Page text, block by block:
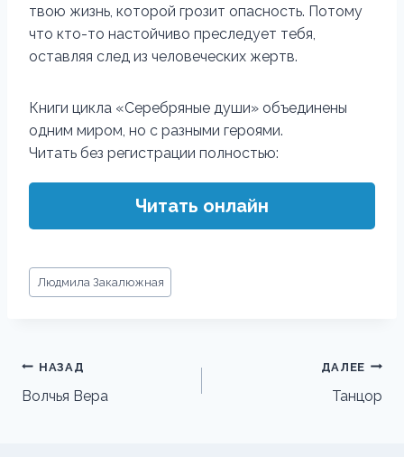
твою жизнь, которой грозит опасность. Потому
что кто-то настойчиво преследует тебя,
оставляя след из человеческих жертв.
Книги цикла «Серебряные души» объединены
одним миром, но с разными героями.
Читать без регистрации полностью:
Читать онлайн
Метки
записи:
Людмила Закалюжная
Навигация
по
НАЗАД
Волчья Вера
ДАЛЕЕ
Танцор